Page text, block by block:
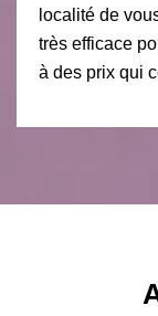
localité de
très efficace
à des prix qui